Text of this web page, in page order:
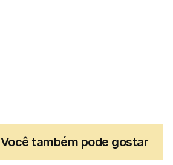
Você também pode gostar